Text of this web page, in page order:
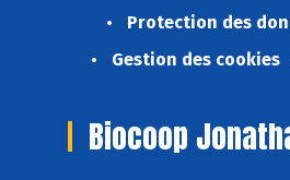
Protection des
Gestion des cookies
Biocoop